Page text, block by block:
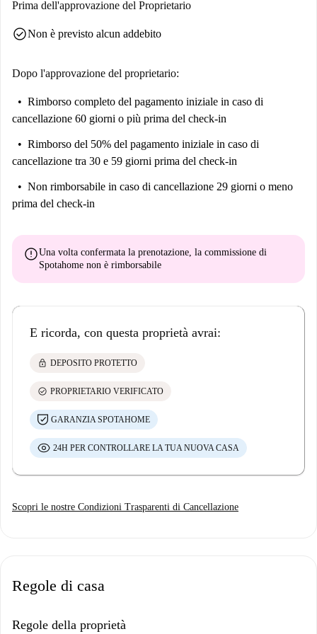
Museo División Azul e Apisonadora Antigua sono attrazioni turistiche
l'opportunità di rendere questo monolocale la tua nuova casa!
Prima dell'approvazione del Proprietario
check_circleNon è previsto alcun addebito
Dopo l'approvazione del proprietario:
Rimborso completo del pagamento iniziale in caso di
cancellazione 60 giorni o più prima del check-in
Rimborso del 50% del pagamento iniziale in caso di
cancellazione tra 30 e 59 giorni prima del check-in
Non rimborsabile in caso di cancellazione 29 giorni o meno
prima del check-in
errorUna volta confermata la prenotazione, la commissione di
Spotahome non è rimborsabile
E ricorda, con questa proprietà avrai:
lock DEPOSITO PROTETTO
check_circle PROPRIETARIO VERIFICATO
GARANZIA SPOTAHOME
24H PER CONTROLLARE LA TUA NUOVA CASA
Scopri le nostre Condizioni Trasparenti di Cancellazione
Regole di casa
Regole della proprietà